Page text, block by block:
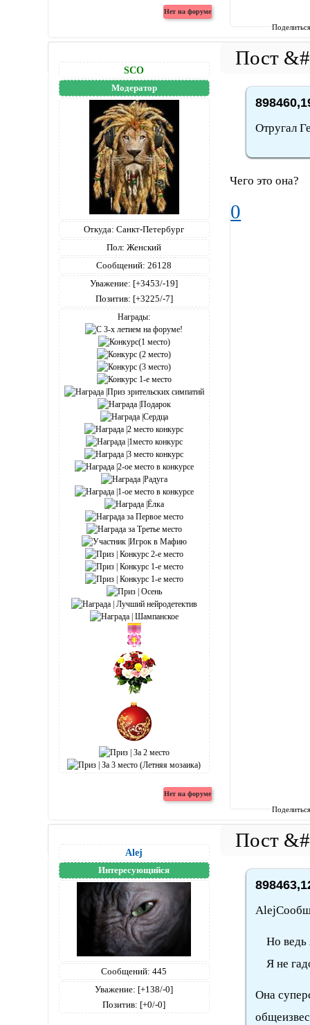
SCO
Модератор
Откуда: Санкт-Петербург
Пол: Женский
Сообщений: 26128
Уважение: [+3453/-19]
Позитив: [+3225/-7]
Награды:
Отругал
Чего это она?
0
Alej
Интересующийся
Сообщений: 445
Уважение: [+138/-0]
Позитив: [+0/-0]
Но ведь
Я не
Она